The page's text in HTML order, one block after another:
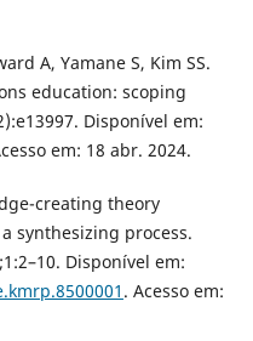
A, Yamane S, Kim SS.
education: scoping
Disponível em:
em: 18 abr. 2024.
creating theory
synthesizing process.
Disponível em:
. Acesso em: